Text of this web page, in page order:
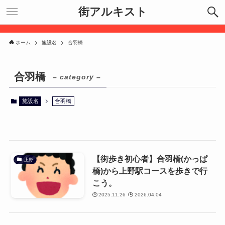
街アルキスト
ホーム 施設名 合羽橋
合羽橋 – category –
施設名 合羽橋
上野
【街歩き初心者】合羽橋(かっぱ
橋)から上野駅コースを歩きで行
こう。
2025.11.26 2026.04.04